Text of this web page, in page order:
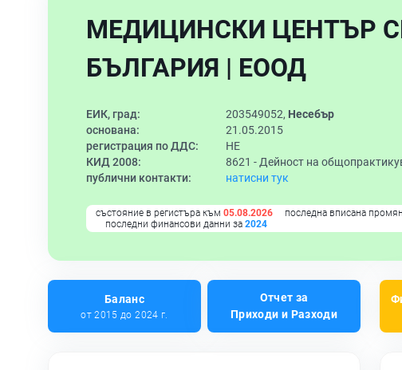
МЕДИЦИНСКИ ЦЕНТЪР
БЪЛГАРИЯ | ЕООД
ЕИК, град: 203549052, Несебър
основана:
21.05.2015
регистрация по ДДС:
НЕ
КИД 2008:
8621 - Дейност на
публични контакти:
натисни тук
състояние в регистъра към 05.08.2026 последна вписана
последни финансови данни за 2024
Баланс
от 2015 до 2024 г.
Отчет за
Приходи и Разходи